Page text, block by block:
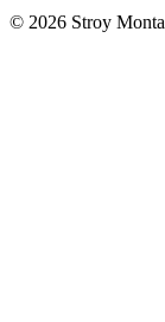
© 2026 Stroy